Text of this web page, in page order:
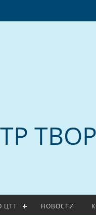
ЦТТ НОВОСТИ